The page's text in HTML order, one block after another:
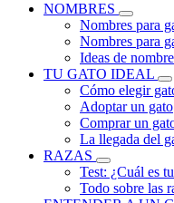
NOMBRES
Nombres para
Nombres para
Ideas de
TU GATO IDEAL
Cómo elegir
Adoptar un gato
Comprar un
La llegada del
RAZAS
Test: ¿Cuál es
Todo sobre las